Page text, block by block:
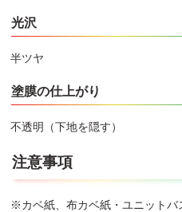
光沢
半ツヤ
塗膜の仕上がり
不透明（下地を隠す）
注意事項
※カベ紙、布カベ紙・ユニットバ